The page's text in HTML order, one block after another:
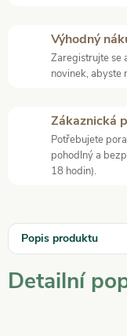
Výhodný
Zaregistrujte se
novinek, abyste
Zákaznická
Potřebujete
pohodlný a
18 hodin).
Popis produktu
Detailní